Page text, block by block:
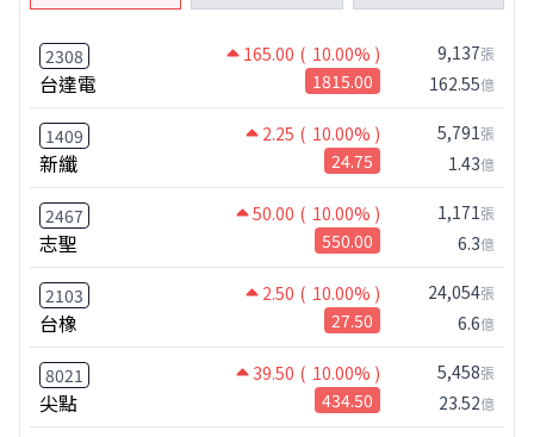
2308 165.00 ( 10.00% )
台達電 1815.00
9,137張
162.55億
1409 2.25 ( 10.00% )
新纖 24.75
5,791張
1.43億
2467 50.00 ( 10.00% )
志聖 550.00
1,171張
6.3億
2103 2.50 ( 10.00% )
台橡 27.50
24,054張
6.6億
8021 39.50 ( 10.00% )
尖點 434.50
5,458張
23.52億